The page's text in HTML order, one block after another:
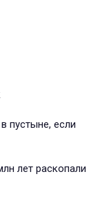
пустыне, если
лет раскопали